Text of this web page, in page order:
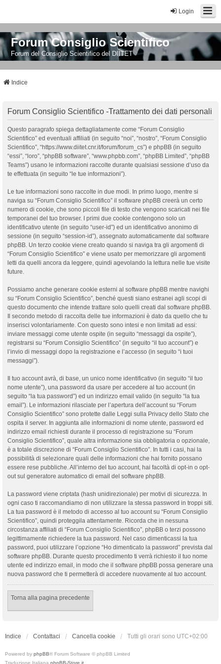
Login
Forum Consiglio Scientifico
Forum del Consiglio Scientifico del DIITET
Indice
Forum Consiglio Scientifico -Trattamento dei dati personali
Questo paragrafo spiega dettagliatamente come “Forum Consiglio
Scientifico” ed eventuali affiliati (in seguito “noi”, “nostro”, “Forum Consiglio
Scientifico”, “https://www.diitet.cnr.it/forum/forum_cs”) e phpBB (in seguito
“essi”, “loro”, “phpBB software”, “www.phpbb.com”, “phpBB Limited”, “phpBB
Teams”) usano le informazioni raccolte durante qualsiasi sessione d’uso da
te effettuata (in seguito “le tue informazioni”).
Le tue informazioni sono raccolte in due modi. In primo luogo, mentre si
naviga su “Forum Consiglio Scientifico” il software phpBB creerà un certo
numero di cookie, che sono piccoli file di testo che vengono scaricati nei file
temporanei del tuo browser. I primi due cookie contengono solo un
identificativo utente (in seguito “user-id”) ed un identificativo anonimo di
sessione (in seguito “session-id”), assegnato automaticamente dal software
phpBB. Un terzo cookie viene creato quando si naviga tra gli argomenti di
“Forum Consiglio Scientifico” e viene usato per memorizzare gli argomenti
letti da quelli ancora da leggere, quindi agevolando la lettura nelle tue visite
future.
Possiamo anche generare cookie esterni al software phpBB mentre navighi
su “Forum Consiglio Scientifico”, benché questi siano estranei agli scopi di
questo documento che intende trattare solo quelli creati dal software phpBB.
Il secondo metodo di raccolta delle tue informazioni è dato da quello che tu
inserisci volontariamente. Con questo sono intesi e non limitati ad essi:
inviare messaggi come utente ospite (in seguito “messaggi da ospite”),
registrarsi su “Forum Consiglio Scientifico” (in seguito “il tuo account”) e
l’invio di messaggi dopo la registrazione e l’accesso (in seguito “i tuoi
messaggi”).
Il tuo account avrà, di base, un unico nome identificativo (in seguito “il tuo
nome utente”), una password da usare per accedere al tuo account (in
seguito “la tua password”) ed un indirizzo email valido (in seguito “la tua
email”). Le informazioni rilasciate per l’apertura dell’account su “Forum
Consiglio Scientifico” sono protette dalle Leggi sulla Privacy dello Stato che
ospita il server. In aggiunta alle informazioni di nome utente, password ed
indirizzo email richiesti durante il processo di registrazione su “Forum
Consiglio Scientifico”, quale altra informazione sia obbligatoria o opzionale,
è a totale discrezione di “Forum Consiglio Scientifico”. In tutti i casi, hai la
possibilità di selezionare quali delle informazioni che hai fornito possano
essere rese pubbliche. All’interno del tuo account, hai facoltà di opt-in o opt-
out sul generatore automatico di email del software phpBB.
La password viene criptata (hash unidirezionale) per motivi di sicurezza. In
ogni caso ti raccomandiamo di non utilizzare la stessa password in troppi siti.
La tua password è il metodo di accesso al tuo account su “Forum Consiglio
Scientifico”, quindi proteggila attentamente. Ricorda che in nessuna
circostanza affiliati di “Forum Consiglio Scientifico”, phpBB o terzi possono
legittimamente richiedere la tua password. Nel caso dimenticassi la tua
password, puoi utilizzare l’opzione “Ho dimenticato la password” prevista dal
software phpBB. Durante questo procedimento ti verrà richiesto il tuo nome
utente ed indirizzo email, in modo che il software phpBB possa generare una
nuova password che ti permetterà di accedere nuovamente al tuo account.
Torna alla pagina precedente
Indice Contattaci Cancella cookie Tutti gli orari sono UTC+02:00
Powered by phpBB® Forum Software © phpBB Limited
Traduzione Italiana phpBB-Store.it